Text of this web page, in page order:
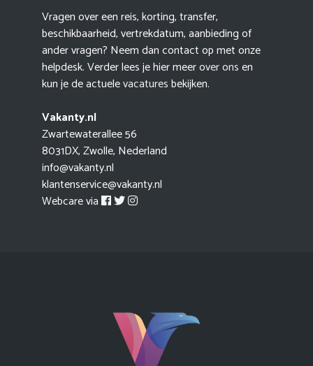
Vragen over een reis, korting, transfer,
beschikbaarheid, vertrekdatum, aanbieding of
ander vragen? Neem dan contact op met onze
helpdesk. Verder lees je hier meerover onsen
kun je de actuelevacaturesbekijken.
Vakanty.nl
Zwartewaterallee 56
8031DX, Zwolle, Nederland
info@vakanty.nl
klantenservice@vakanty.nl
Webcare via